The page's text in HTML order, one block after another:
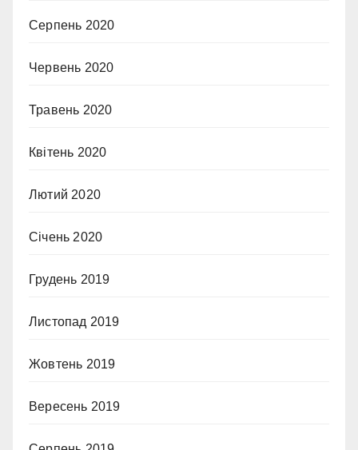
Серпень 2020
Червень 2020
Травень 2020
Квітень 2020
Лютий 2020
Січень 2020
Грудень 2019
Листопад 2019
Жовтень 2019
Вересень 2019